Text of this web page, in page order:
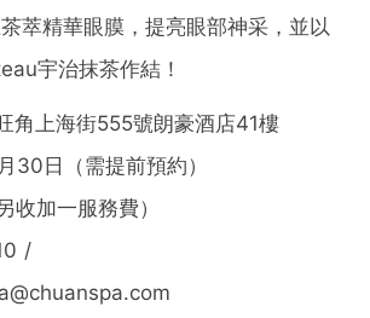
萃精華眼膜，提亮眼部神采，並以
宇治抹茶作結！
角上海街555號朗豪酒店41樓
30日（需提前預約）
收加一服務費）
/